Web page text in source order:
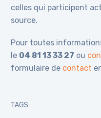
celles qui participent
source.
Pour toutes
le 04 81 13 33 27 ou
formulaire de contact
TAGS: